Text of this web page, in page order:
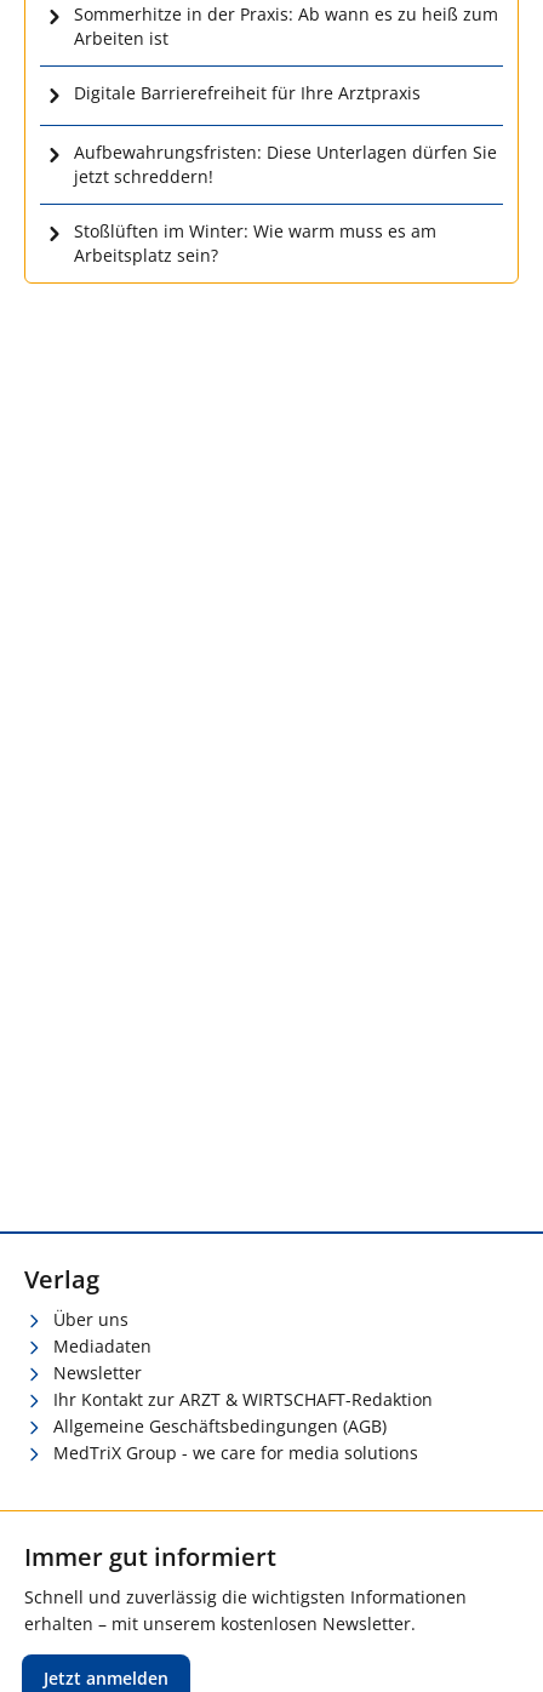
Sommerhitze in der Praxis: Ab wann es zu heiß zum
Arbeiten ist
Digitale Barrierefreiheit für Ihre Arztpraxis
Aufbewahrungsfristen: Diese Unterlagen dürfen Sie
jetzt schreddern!
Stoßlüften im Winter: Wie warm muss es am
Arbeitsplatz sein?
Verlag
Über uns
Mediadaten
Newsletter
Ihr Kontakt zur ARZT & WIRTSCHAFT-Redaktion
Allgemeine Geschäftsbedingungen (AGB)
MedTriX Group - we care for media solutions
Immer gut informiert
Schnell und zuverlässig die wichtigsten Informationen
erhalten – mit unserem kostenlosen Newsletter.
Jetzt anmelden